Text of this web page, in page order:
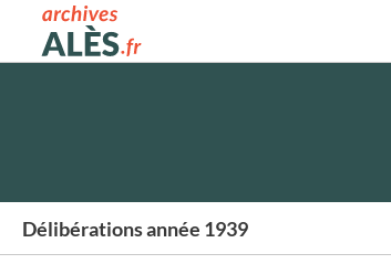
Archives municipales d'Alès
Délibérations année 1939